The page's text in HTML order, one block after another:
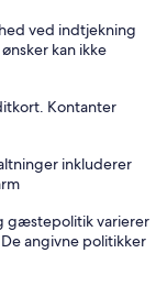
ved indtjekning
kan ikke
Kontanter
inkluderer
gæstepolitik varierer
angivne politikker